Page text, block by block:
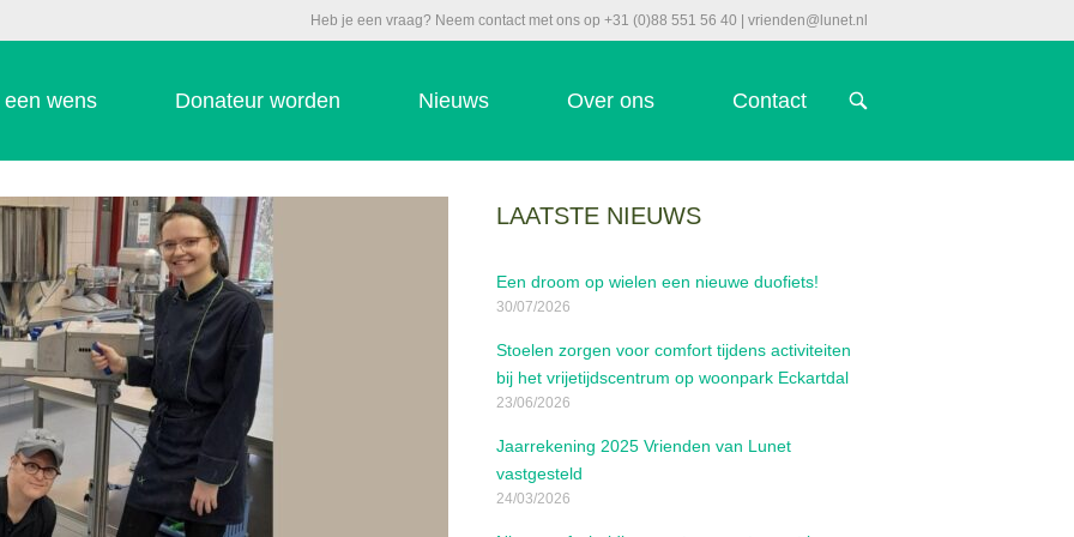
Heb je een vraag? Neem contact met ons op +31 (0)88 551 56 40 | vrienden@lunet.nl
een wens Donateur worden Nieuws Over ons Contact
OPEN
LAATSTE NIEUWS
Een droom op wielen een nieuwe duofiets!
30/07/2026
Stoelen zorgen voor comfort tijdens activiteiten
bij het vrijetijdscentrum op woonpark Eckartdal
23/06/2026
Jaarrekening 2025 Vrienden van Lunet
vastgesteld
24/03/2026